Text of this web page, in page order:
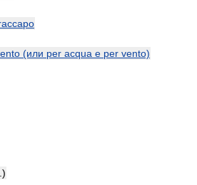
(или per acqua e per vento)